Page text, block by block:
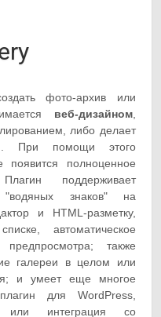
фото-архив или
веб-дизайном,
либо делает
При помощи этого
полноценное
поддерживает
"водяных знаков" на
и HTML-разметку,
автоматическое
также
галереи в целом или
и умеет еще многое
для WordPress,
или интеграция со